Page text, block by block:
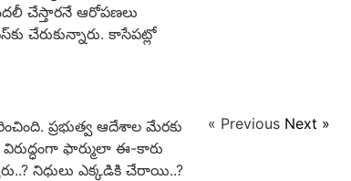
చేస్తారనే ఆరోపణలు
చేరుకున్నారు. కాసేపట్లో
ప్రభుత్వ ఆదేశాల మేరకు
ఫార్ములా ఈ-కారు
నిధులు ఎక్కడికి చేరాయి..?
« Previous Next »